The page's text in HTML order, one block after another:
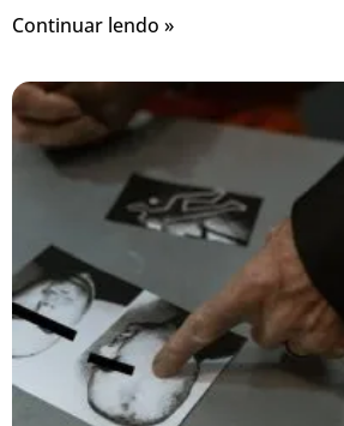
Continuar lendo »